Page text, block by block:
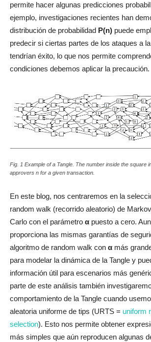
permite hacer algunas predicciones
ejemplo, investigaciones recientes han
distribución de probabilidad P(n) puede
predecir si ciertas partes de los ataques a la
tendrían éxito, lo que nos permite
condiciones debemos aplicar la precaución.
Fig. 1 Example of a Tangle. The number inside the square
approvers n for a given transaction.
En este blog, nos centraremos en la
random walk (recorrido aleatorio) de
Carlo con el parámetro α puesto a cero.
proporciona las mismas garantías de
algoritmo de random walk con α más
para modelar la dinámica de la Tangle y
información útil para escenarios más
parte de este análisis también
comportamiento de la Tangle cuando
aleatoria uniforme de tips (URTS = uniform
selection). Esto nos permite obtener
más simples que aún reproducen algunas